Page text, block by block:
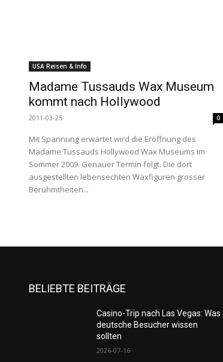
USA Reisen & Info
Madame Tussauds Wax Museum
kommt nach Hollywood
2011-03-25 0
Mit Spannung erwartet wird die Eröffnung des
Madame Tussauds Hollywood Wax Museums im
Sommer 2009. Genauer Termin folgt. Die dort
ausgestellten lebensechten Waxfiguren grosser
Berühmtheiten...
BELIEBTE BEITRÄGE
Casino-Trip nach Las Vegas: Was
deutsche Besucher wissen
sollten
2026-07-16